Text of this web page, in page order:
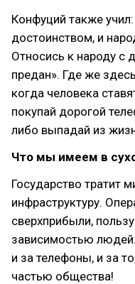
Конфуций также
достоинством, и
Относись к народу с
предан». Где же
когда человека
покупай дорогой
либо выпадай из
Что мы имеем в
Государство тратит
инфраструктуру.
сверхприбыли,
зависимостью
и за телефоны, и за
частью общества!